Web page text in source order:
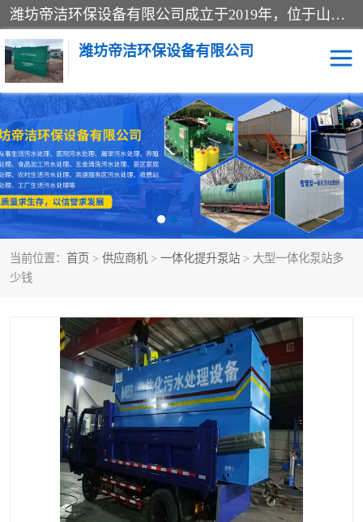
潍坊帝洁环保设备有限公司成立于2019年，位于山东省潍坊市潍城经济开发区；公司专注于环境保护专用设备及配件的研发、生产、安装与销售，同时涉及医用消毒设备、机电设备和仪器仪表的销售。此外，公司提供环保工程施工、环保技术研发与转让、技术服务以及环境工程专项设计服务，致力于为客户提供全面的环保解决方案，助力绿色可持续发展。
潍坊帝洁环保设备有限公司
当前位置： 首页 > 供应商机 > 一体化提升泵站 > 大型一体化泵站多
少钱
一体化提升泵站 屠宰肉食品加工污水处理
设备
一体化生活污水处理设备 学校污水处理设备
医院污水处理设备 喷涂废水油墨废水
玻璃钢一体化污水处理设 水性涂料加工污水处理设
养殖污水处理设备 洗涤污水处理设备
洗车废水处理设备 实验室污水处理设备
平流式溶气气浮机 风景区旅游景点污水处理
设备
高速服务区收费站污水处
理设备
微动力生化污水处理设备
海鲜加工污水处理设备 蒸发器设备价格